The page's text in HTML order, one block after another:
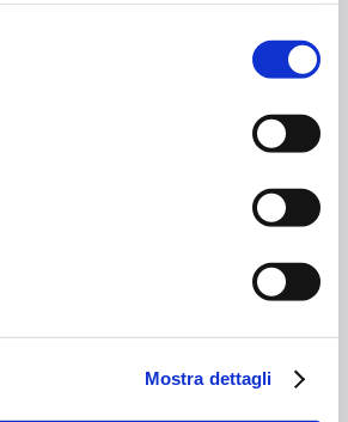
Mostra dettagli
Regolamento di accesso
Condizioni generali di vendita